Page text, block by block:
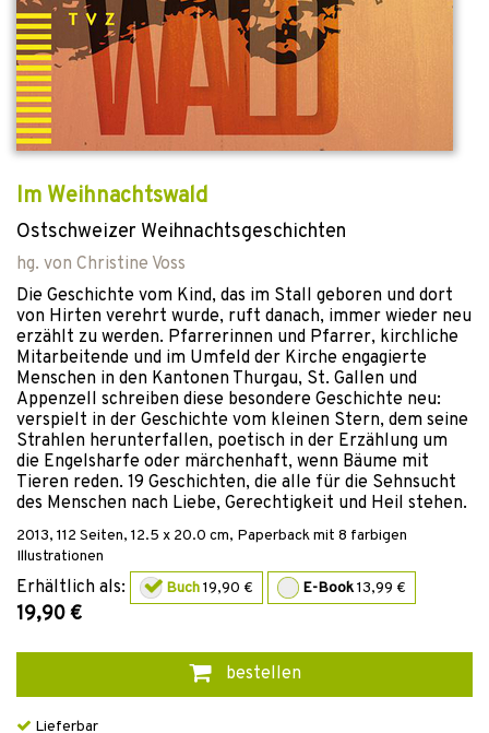
Im Weihnachtswald
Ostschweizer Weihnachtsgeschichten
hg. von Christine Voss
Die Geschichte vom Kind, das im Stall geboren und dort
von Hirten verehrt wurde, ruft danach, immer wieder neu
erzählt zu werden. Pfarrerinnen und Pfarrer, kirchliche
Mitarbeitende und im Umfeld der Kirche engagierte
Menschen in den Kantonen Thurgau, St. Gallen und
Appenzell schreiben diese besondere Geschichte neu:
verspielt in der Geschichte vom kleinen Stern, dem seine
Strahlen herunterfallen, poetisch in der Erzählung um
die Engelsharfe oder märchenhaft, wenn Bäume mit
Tieren reden. 19 Geschichten, die alle für die Sehnsucht
des Menschen nach Liebe, Gerechtigkeit und Heil stehen.
2013, 112 Seiten, 12.5 x 20.0 cm, Paperbackmit 8 farbigen
Illustrationen
Erhältlich als: Buch19,90 € E-Book13,99 €
19,90 €
bestellen
Lieferbar